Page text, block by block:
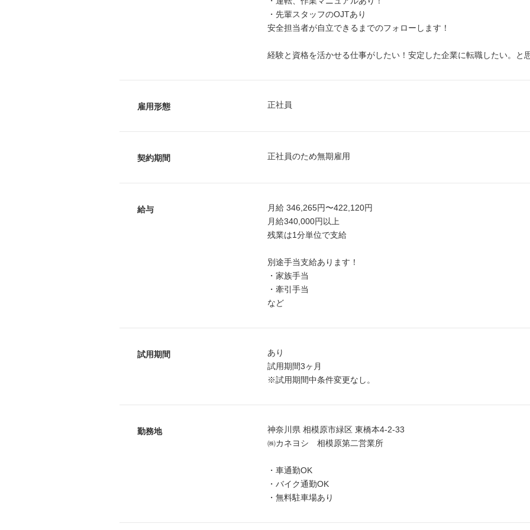
・先輩スタッフのOJTあり
安全担当者が自立できるまでのフォローします！
経験と資格を活かせる仕事がしたい！安定した企業に転職したい。と
雇用形態 正社員
契約期間 正社員のため無期雇用
給与
月給 346,265円〜422,120円
月給340,000円以上
残業は1分単位で支給
別途手当支給あります！
・家族手当
・牽引手当
など
試用期間
あり
試用期間3ヶ月
※試用期間中条件変更なし。
勤務地
神奈川県 相模原市緑区 東橋本4-2-33
㈱カネヨシ 相模原第二営業所
・車通勤OK
・バイク通勤OK
・無料駐車場あり